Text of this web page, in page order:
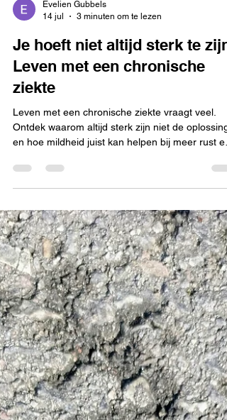
Evelien Gubbels
14 jul
3 minuten om te lezen
Je hoeft niet altijd sterk te zijn
ziekte
Leven met een chronische ziekte vraagt veel.
balans.